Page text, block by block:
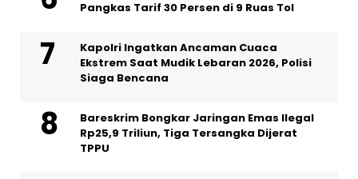
Pangkas Tarif 30 Persen di 9 Ruas Tol
Kapolri Ingatkan Ancaman Cuaca
Ekstrem Saat Mudik Lebaran 2026, Polisi
Siaga Bencana
Bareskrim Bongkar Jaringan Emas Ilegal
Rp25,9 Triliun, Tiga Tersangka Dijerat
TPPU